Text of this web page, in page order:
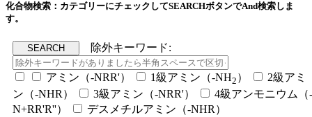
化合物検索：カテゴリーにチェックしてSEARCHボタンでAnd検索しま
す。
除外キーワード:
アミン（-NRR'） 1級アミン（-NH2 ）
2級アミ
ン（-NHR）
3級アミン（-NRR'）
4級アンモニウム（-
N+RR'R''）
デスメチルアミン（-NHR）